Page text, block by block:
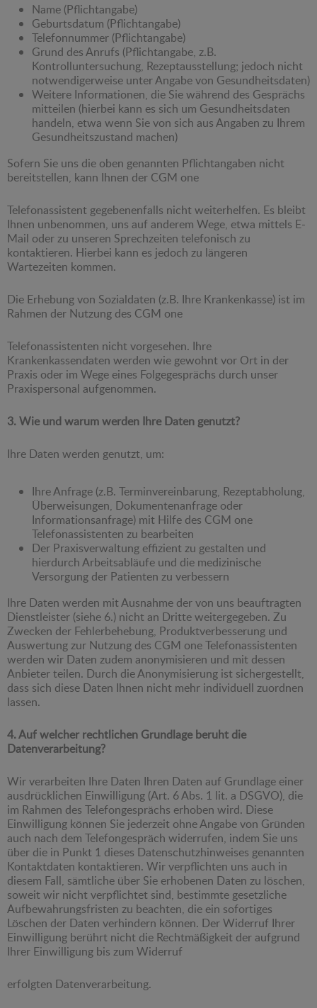
Name (Pflichtangabe)
Geburtsdatum (Pflichtangabe)
Telefonnummer (Pflichtangabe)
Grund des Anrufs (Pflichtangabe, z.B.
Kontrolluntersuchung, Rezeptausstellung; jedoch nicht
notwendigerweise unter Angabe von Gesundheitsdaten)
Weitere Informationen, die Sie während des Gesprächs
mitteilen (hierbei kann es sich um Gesundheitsdaten
handeln, etwa wenn Sie von sich aus Angaben zu Ihrem
Gesundheitszustand machen)
Sofern Sie uns die oben genannten Pflichtangaben nicht
bereitstellen, kann Ihnen der CGM one
Telefonassistent gegebenenfalls nicht weiterhelfen. Es bleibt
Ihnen unbenommen, uns auf anderem Wege, etwa mittels E-
Mail oder zu unseren Sprechzeiten telefonisch zu
kontaktieren. Hierbei kann es jedoch zu längeren
Wartezeiten kommen.
Die Erhebung von Sozialdaten (z.B. Ihre Krankenkasse) ist im
Rahmen der Nutzung des CGM one
Telefonassistenten nicht vorgesehen. Ihre
Krankenkassendaten werden wie gewohnt vor Ort in der
Praxis oder im Wege eines Folgegesprächs durch unser
Praxispersonal aufgenommen.
3. Wie und warum werden Ihre Daten genutzt?
Ihre Daten werden genutzt, um:
Ihre Anfrage (z.B. Terminvereinbarung, Rezeptabholung,
Überweisungen, Dokumentenanfrage oder
Informationsanfrage) mit Hilfe des CGM one
Telefonassistenten zu bearbeiten
Der Praxisverwaltung effizient zu gestalten und
hierdurch Arbeitsabläufe und die medizinische
Versorgung der Patienten zu verbessern
Ihre Daten werden mit Ausnahme der von uns beauftragten
Dienstleister (siehe 6.) nicht an Dritte weitergegeben. Zu
Zwecken der Fehlerbehebung, Produktverbesserung und
Auswertung zur Nutzung des CGM one Telefonassistenten
werden wir Daten zudem anonymisieren und mit dessen
Anbieter teilen. Durch die Anonymisierung ist sichergestellt,
dass sich diese Daten Ihnen nicht mehr individuell zuordnen
lassen.
4. Auf welcher rechtlichen Grundlage beruht die
Datenverarbeitung?
Wir verarbeiten Ihre Daten Ihren Daten auf Grundlage einer
ausdrücklichen Einwilligung (Art. 6 Abs. 1 lit. a DSGVO), die
im Rahmen des Telefongesprächs erhoben wird. Diese
Einwilligung können Sie jederzeit ohne Angabe von Gründen
auch nach dem Telefongespräch widerrufen, indem Sie uns
über die in Punkt 1 dieses Datenschutzhinweises genannten
Kontaktdaten kontaktieren. Wir verpflichten uns auch in
diesem Fall, sämtliche über Sie erhobenen Daten zu löschen,
soweit wir nicht verpflichtet sind, bestimmte gesetzliche
Aufbewahrungsfristen zu beachten, die ein sofortiges
Löschen der Daten verhindern können. Der Widerruf Ihrer
Einwilligung berührt nicht die Rechtmäßigkeit der aufgrund
Ihrer Einwilligung bis zum Widerruf
erfolgten Datenverarbeitung.